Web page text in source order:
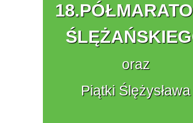
oraz
Piątki Ślężysława